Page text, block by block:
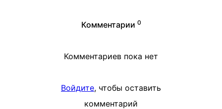
Комментарии 0
Комментариев пока нет
Войдите, чтобы оставить
комментарий